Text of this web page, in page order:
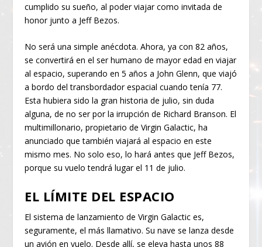
cumplido su sueño, al poder viajar como invitada de
honor junto a Jeff Bezos.
No será una simple anécdota. Ahora, ya con 82 años,
se convertirá en el ser humano de mayor edad en viajar
al espacio, superando en 5 años a John Glenn, que viajó
a bordo del transbordador espacial cuando tenía 77.
Esta hubiera sido la gran historia de julio, sin duda
alguna, de no ser por la irrupción de Richard Branson. El
multimillonario, propietario de Virgin Galactic, ha
anunciado que también viajará al espacio en este
mismo mes. No solo eso, lo hará antes que Jeff Bezos,
porque su vuelo tendrá lugar el 11 de julio.
EL LÍMITE DEL ESPACIO
El sistema de lanzamiento de Virgin Galactic es,
seguramente, el más llamativo. Su nave se lanza desde
un avión en vuelo. Desde allí, se eleva hasta unos 88